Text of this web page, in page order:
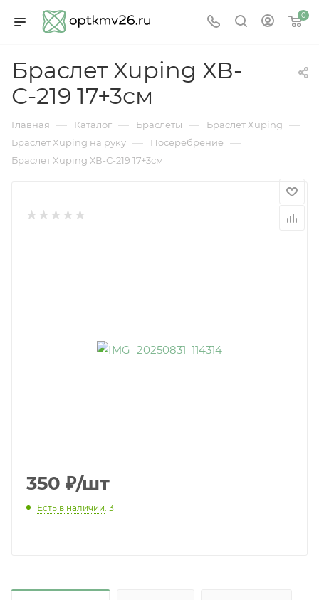
0
Браслет Xuping ХВ-
С-219 17+3см
Главная — Каталог — Браслеты — Браслет Xuping —
Браслет Xuping на руку — Посеребрение —
Браслет Xuping ХВ-С-219 17+3см
350 ₽/шт
Есть в наличии: 3